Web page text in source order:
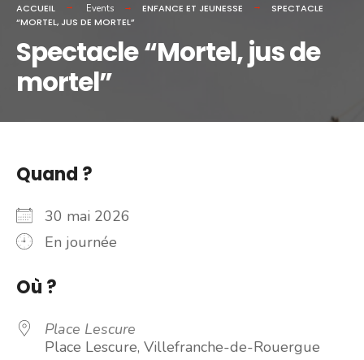
ACCUEIL Events ENFANCE ET JEUNESSE
SPECTACLE
“MORTEL, JUS DE MORTEL”
Spectacle “Mortel, jus de
mortel”
Quand ?
30 mai 2026
En journée
Où ?
Place Lescure
Place Lescure, Villefranche-de-Rouergue